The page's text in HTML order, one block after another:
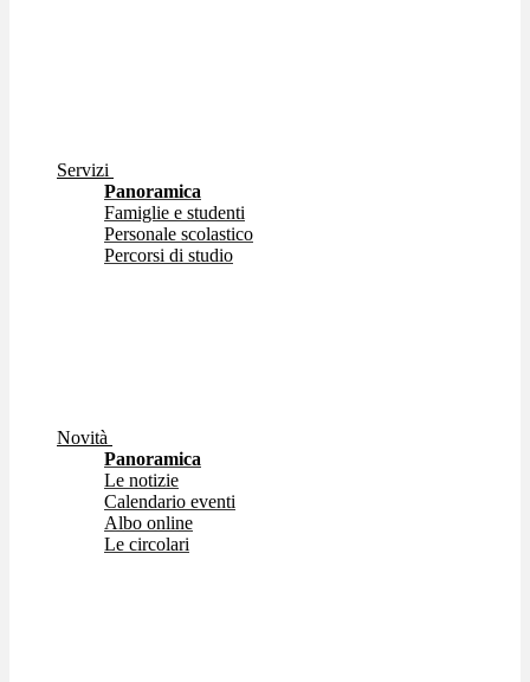
Servizi
Panoramica
Famiglie e studenti
Personale scolastico
Percorsi di studio
Novità
Panoramica
Le notizie
Calendario eventi
Albo online
Le circolari